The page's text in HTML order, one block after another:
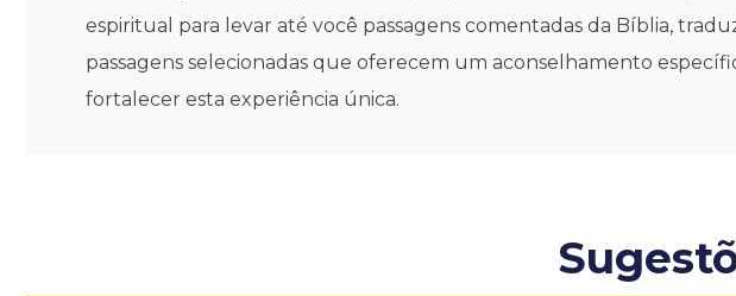
espiritual para levar até você passagens comentadas da Bíblia,
passagens selecionadas que oferecem um aconselhamento
fortalecer esta experiência única.